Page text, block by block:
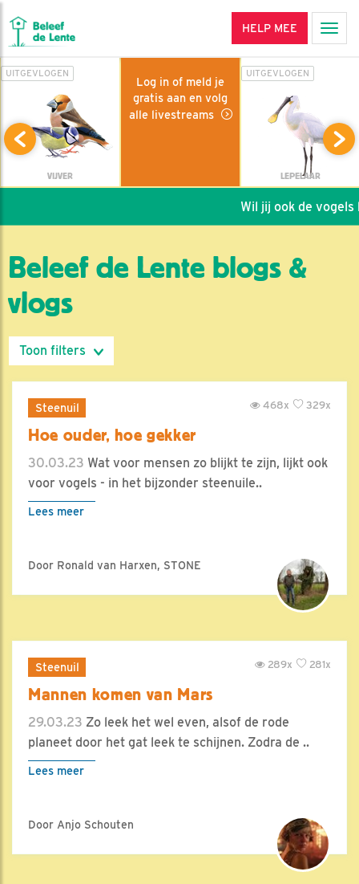
HELP MEE
UITGEVLOGEN
VIJVER
Log in of meld je
gratis aan en volg
alle livestreams
UITGEVLOGEN
LEPELAAR
Wil jij ook de vogels
Beleef de Lente blogs &
vlogs
Steenuil 329x
468x
Hoe ouder, hoe gekker
30.03.23 Wat voor mensen zo blijkt te zijn, lijkt ook
voor vogels - in het bijzonder steenuile..
Lees meer
Door Ronald van Harxen, STONE
Steenuil 281x
289x
Mannen komen van Mars
29.03.23 Zo leek het wel even, alsof de rode
planeet door het gat leek te schijnen. Zodra de ..
Lees meer
Door Anjo Schouten